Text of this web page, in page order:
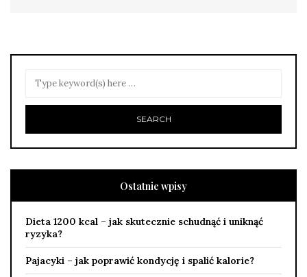
Ostatnie wpisy
Dieta 1200 kcal – jak skutecznie schudnąć i uniknąć
ryzyka?
Pajacyki – jak poprawić kondycję i spalić kalorie?